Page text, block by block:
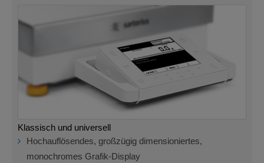
Klassisch und universell
Hochauflösendes, großzügig dimensioniertes,
monochromes Grafik-Display